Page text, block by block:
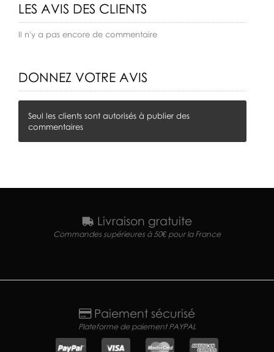
LES AVIS DES CLIENTS
Il n'y a pas encore de commentaire
DONNEZ VOTRE AVIS
Seul les clients sont autorisés à publier des
commentaires
Livraison gratuite
Commandes supérieures à 50€ pour la France
Paiement sécurisé
Plateforme de paiement PAYPAL